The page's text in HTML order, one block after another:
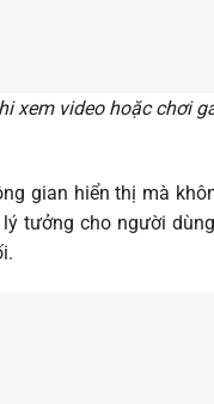
xem video hoặc chơi
gian hiển thị mà
tưởng cho người